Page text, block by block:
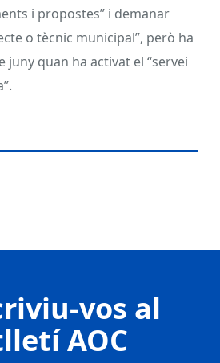
i propostes” i demanar
o tècnic municipal”, però ha
juny quan ha activat el “servei
vos al
AOC